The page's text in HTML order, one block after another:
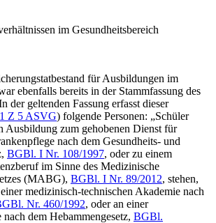
im Gesundheitsbereich
für Ausbildungen im
ebenfalls bereits in der Stammfassung des
der geltenden Fassung erfasst dieser
Z 5 ASVG) folgende Personen: „Schüler
Ausbildung zum gehobenen Dienst für
nach dem Gesundheits- und
BGBl. I Nr. 108/1997, oder zu einem
im Sinne des Medizinische
(MABG), BGBl. I Nr. 89/2012, stehen,
medizinisch-technischen Akademie nach
Nr. 460/1992, oder an einer
dem Hebammengesetz, BGBl.